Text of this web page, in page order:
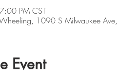
PM CST
1090 S Milwaukee
Event